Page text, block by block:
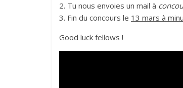
2. Tu nous envoies un mail à
3. Fin du concours le 13 mars à
Good luck fellows !